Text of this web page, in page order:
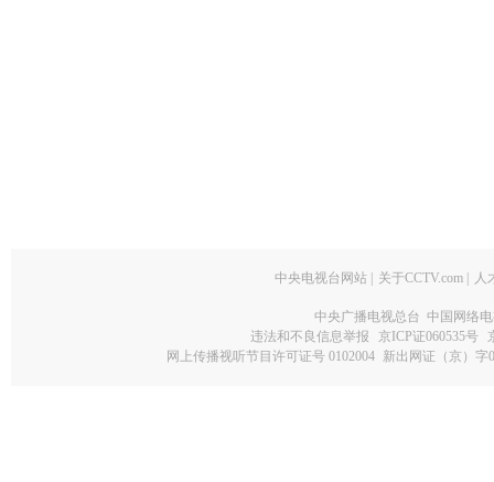
中央电视台网站 关于CCTV.com 人
中央广播电视总台 中国网络
违法和不良信息举报
京ICP证060535号
网上传播视听节目许可证号 0102004 新出网证（京）